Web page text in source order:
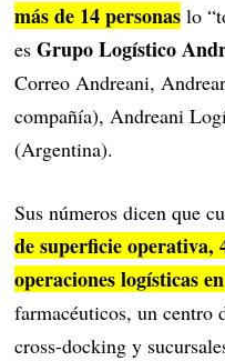
más de 14 personas lo
es Grupo Logístico
Correo Andreani,
compañía), Andreani
(Argentina).
Sus números dicen que
de superficie operativa,
operaciones logísticas
farmacéuticos, un centro
cross-docking y